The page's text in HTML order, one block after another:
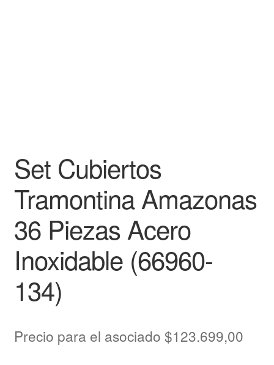
Set Cubiertos
Tramontina Amazonas
36 Piezas Acero
Inoxidable (66960-
134)
Precio para el asociado $123.699,00